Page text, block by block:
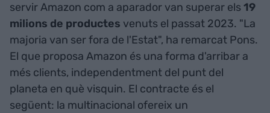
servir Amazon com a aparador van superar els19
milions de productes venuts el passat 2023. "La
majoria van ser fora de l'Estat", ha remarcat Pons.
El que proposa Amazon és una forma d'arribar a
més clients, independentment del punt del
planeta en què visquin. El contracte és el
següent: la multinacional ofereix un